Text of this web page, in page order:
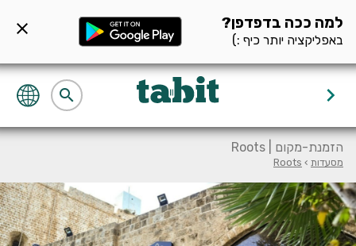
למה ככה בדפדפן?
באפליקציה יותר כיף :)
close
keyboard_arrow_right
search
הזמנת-מקום | Roots
מסעדות ›
Roots